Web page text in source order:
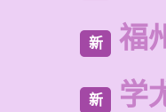
新 福
新 学